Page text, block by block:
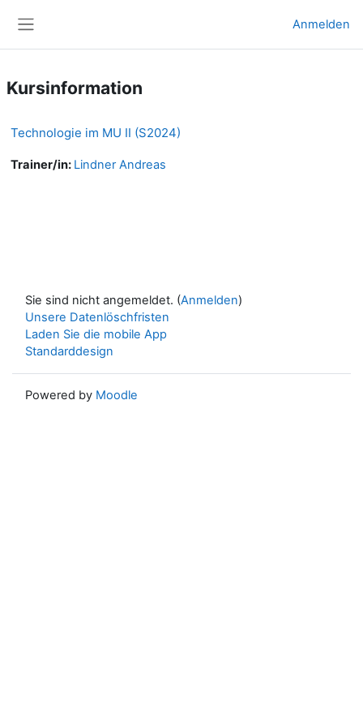
Anmelden
Kursinformation
Technologie im MU II (S2024)
Trainer/in: Lindner Andreas
Sie sind nicht angemeldet. (Anmelden)
Unsere Datenlöschfristen
Laden Sie die mobile App
Standarddesign
Powered by Moodle